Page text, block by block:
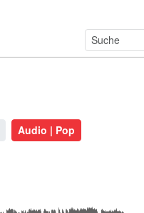
Audio | Pop